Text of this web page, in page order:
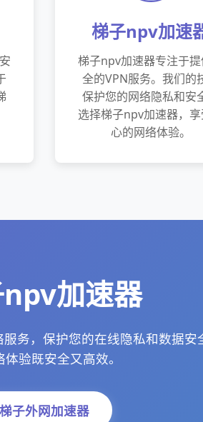
梯子npv加速
梯子npv加速器专注于
全的VPN服务。我们的
保护您的网络隐私和安
选择梯子npv加速器，
心的网络体验。
加速器
务，保护您的在线隐私和数据安
体验既安全又高效。
梯子外网加速器